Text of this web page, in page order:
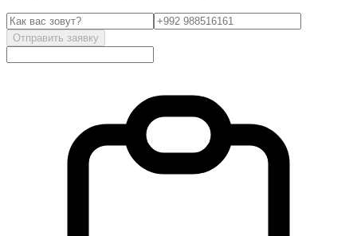
Отправить заявку